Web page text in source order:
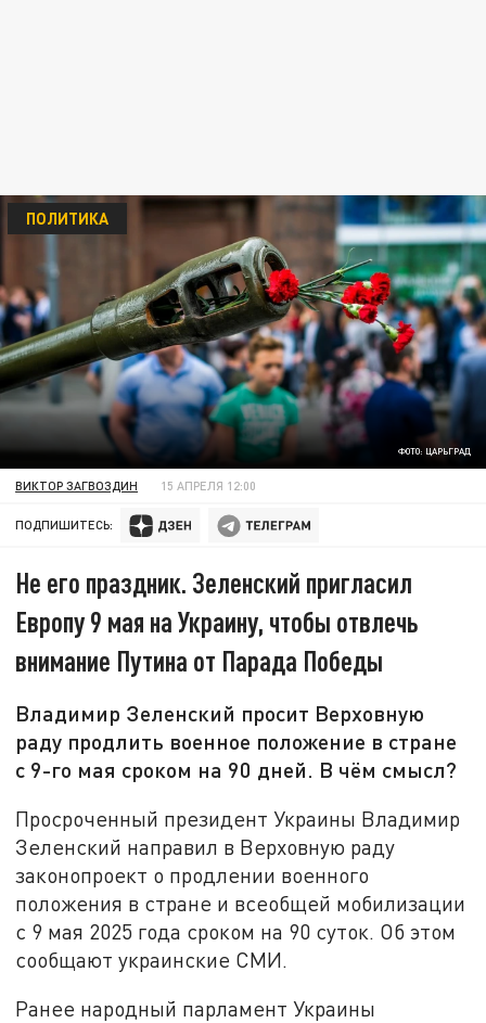
ФОТО: ЦАРЬГРАД
ПОЛИТИКА
ВИКТОР ЗАГВОЗДИН 15 АПРЕЛЯ 12:00
ПОДПИШИТЕСЬ:
Не его праздник. Зеленский пригласил
Европу 9 мая на Украину, чтобы отвлечь
внимание Путина от Парада Победы
Владимир Зеленский просит Верховную
раду продлить военное положение в стране
с 9-го мая сроком на 90 дней. В чём смысл?
Просроченный президент Украины Владимир
Зеленский направил в Верховную раду
законопроект о продлении военного
положения в стране и всеобщей мобилизации
с 9 мая 2025 года сроком на 90 суток. Об этом
сообщают украинские СМИ.
Ранее народный парламент Украины